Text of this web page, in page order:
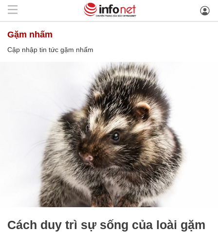
gặm nhấm
Cập nhập tin tức gặm nhấm
Cách duy trì sự sống của loài gặm